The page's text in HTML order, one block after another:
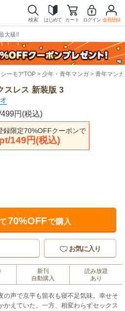
検索 はじめて カート ログイン 会員登録
大級!!
ーモアTOP 少年・青年マンガ 青年マンガ
スレス 新装版 3
円(税込)
録限定70%OFFクーポンで
149円(税込)
70%OFFで購入
お気に入り
新刊
自動購入
読み放題
あり
の声で京平も留衣も寝不足気味。幸せそ
かえていた。一方、相変わらずセックス